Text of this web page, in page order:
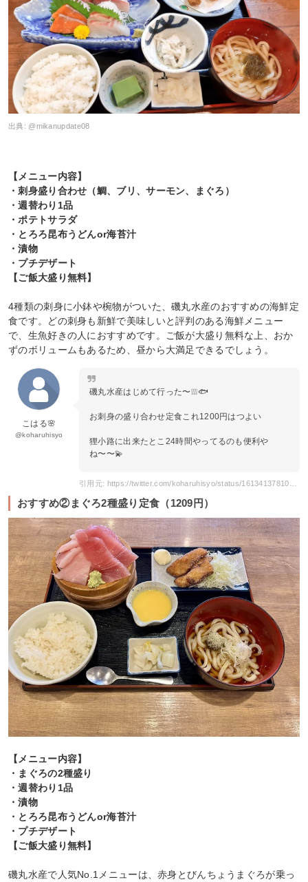
出典: @mikanupdate08
【メニュー内容】
・刺身盛り合わせ（鯛、ブリ、サーモン、まぐろ）
・週替わり1品
・ポテトサラダ
・とろろ昆布うどんor海苔汁
・漬物
・プチデザート
【ご飯大盛り無料】
4種類の刺身に小鉢や椀物がついた、磯丸水産のおすすめの海鮮定
食です。どの刺身も新鮮で美味しいと評判のある海鮮メニュー
で、生魚好きの人におすすめです。ご飯が大盛り無料な上、おか
ずのボリュームもあるため、昼から大満足できるでしょう。
こはる🌸
@koharuhisyo
磯丸水産はじめて行った〜❕❕❕🐟
お刺身の盛り合わせ定食これ1200円はつよい
狸小路に出来たとこ24時間やってるのも便利や
ね〜〜💫
おすすめ②まぐろ2種盛り定食（1209円）
【メニュー内容】
・まぐろの2種盛り
・週替わり1品
・漬物
・とろろ昆布うどんor海苔汁
・プチデザート
【ご飯大盛り無料】
磯丸水産で人気No.1メニューは、赤身とびんちょうまぐろが乗っ